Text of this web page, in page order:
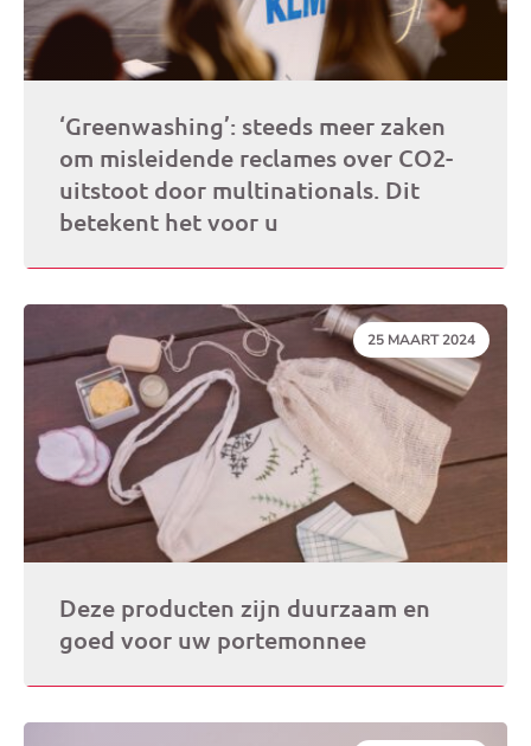
‘Greenwashing’: steeds meer zaken
om misleidende reclames over CO2-
uitstoot door multinationals. Dit
betekent het voor u
DATUM:
25 MAART 2024
Deze producten zijn duurzaam en
goed voor uw portemonnee